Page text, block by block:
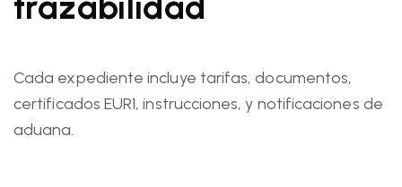
Cada expediente incluye tarifas, documentos,
certificados EUR1, instrucciones, y notificaciones de
aduana.